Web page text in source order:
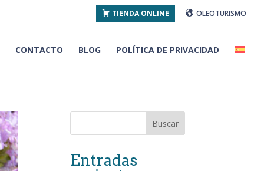
TIENDA ONLINE OLEOTURISMO
CONTACTO BLOG POLÍTICA DE PRIVACIDAD
Buscar
Entradas